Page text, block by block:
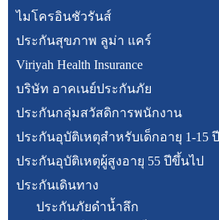
ไมโครอินชัวรันส์
ประกันสุขภาพ ลูม่า แคร์
Viriyah Health Insurance
บริษัท อาคเนย์ประกันภัย
ประกันกลุ่มสวัสดิการพนักงาน
ประกันอุบัติเหตุสำหรับเด็กอายุ 1-15 ปี
ประกันอุบัติเหตุผู้สูงอายุ 55 ปีขึ้นไป
ประกันเดินทาง
ประกันภัยดำน้ำลึก